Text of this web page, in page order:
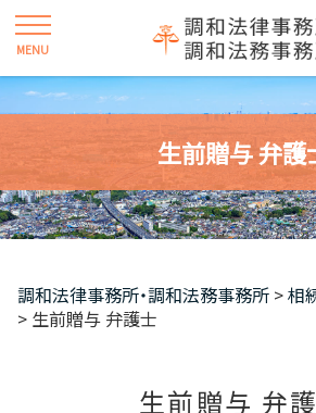
生前贈与 弁護
調和法律事務所・調和法務事務所 >相
> 生前贈与 弁護士
生前贈与 弁